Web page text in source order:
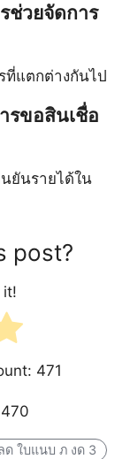
ช่วยจัดการ
ที่แตกต่างกันไป
รขอสินเชื่อ
ยันรายได้ใน
post?
it!
471
ด ใบแนบ ภ งด 3